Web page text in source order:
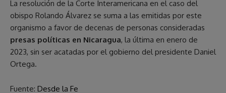
La resolución de la Corte Interamericana en el caso del
obispo Rolando Álvarez se suma a las emitidas por este
organismo a favor de decenas de personas consideradas
presas políticas en Nicaragua, la última en enero de
2023, sin ser acatadas por el gobierno del presidente Daniel
Ortega.
Fuente: Desde la Fe